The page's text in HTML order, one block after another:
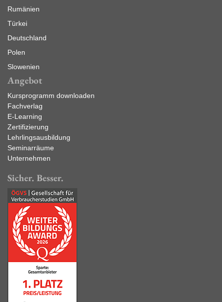
Rumänien
Türkei
Deutschland
Polen
Slowenien
Angebot
Kursprogramm downloaden
Fachverlag
E-Learning
Zertifizierung
Lehrlingsausbildung
Seminarräume
Unternehmen
Sicher. Besser.